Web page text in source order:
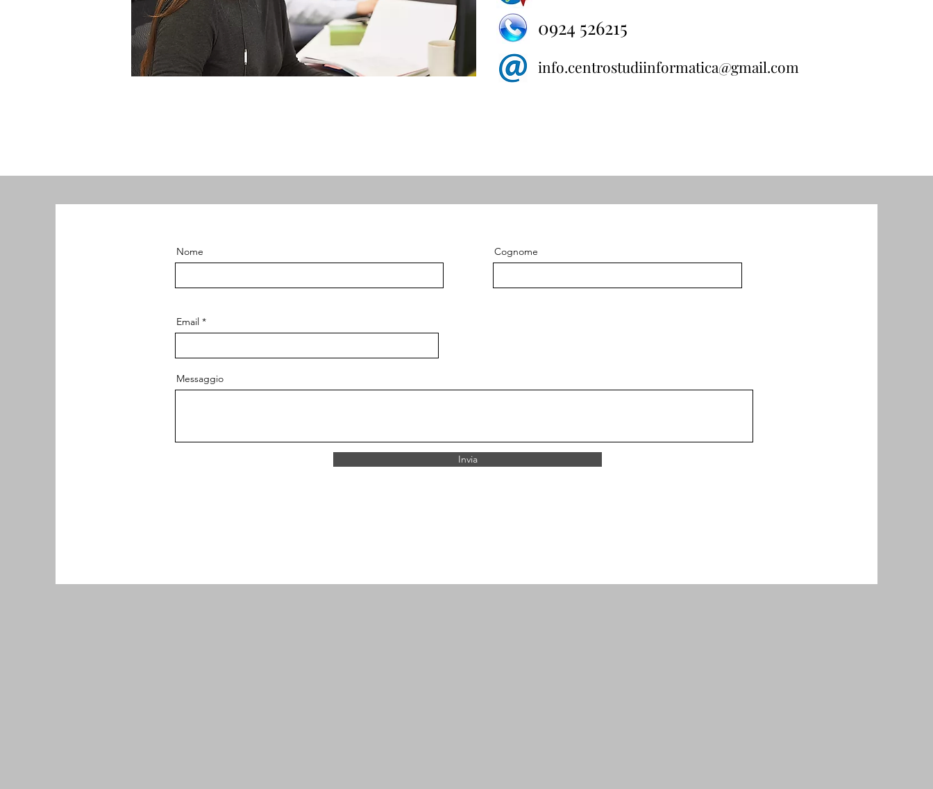
0924 526215
info.centrostudiinformatica@gmail.com
Nome Cognome
Email
Messaggio
Invia